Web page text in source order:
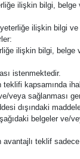
ilişkin bilgi, belge
ilişkin bilgi ve
ilişkin bilgi, belge
istenmektedir.
kapsamında
veya sağlanması
dışındaki
belgeler ve/
avantajlı teklif